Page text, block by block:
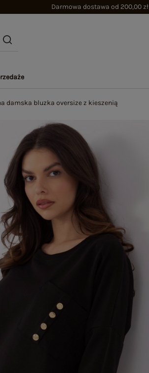
Darmowa dostawa od 200,00 zł
damska bluzka oversize z kieszenią